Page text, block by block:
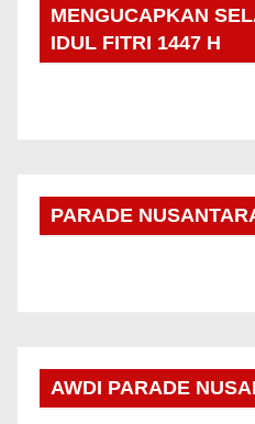
MENGUCAPKAN
IDUL FITRI 1447 H
PARADE
AWDI PARADE